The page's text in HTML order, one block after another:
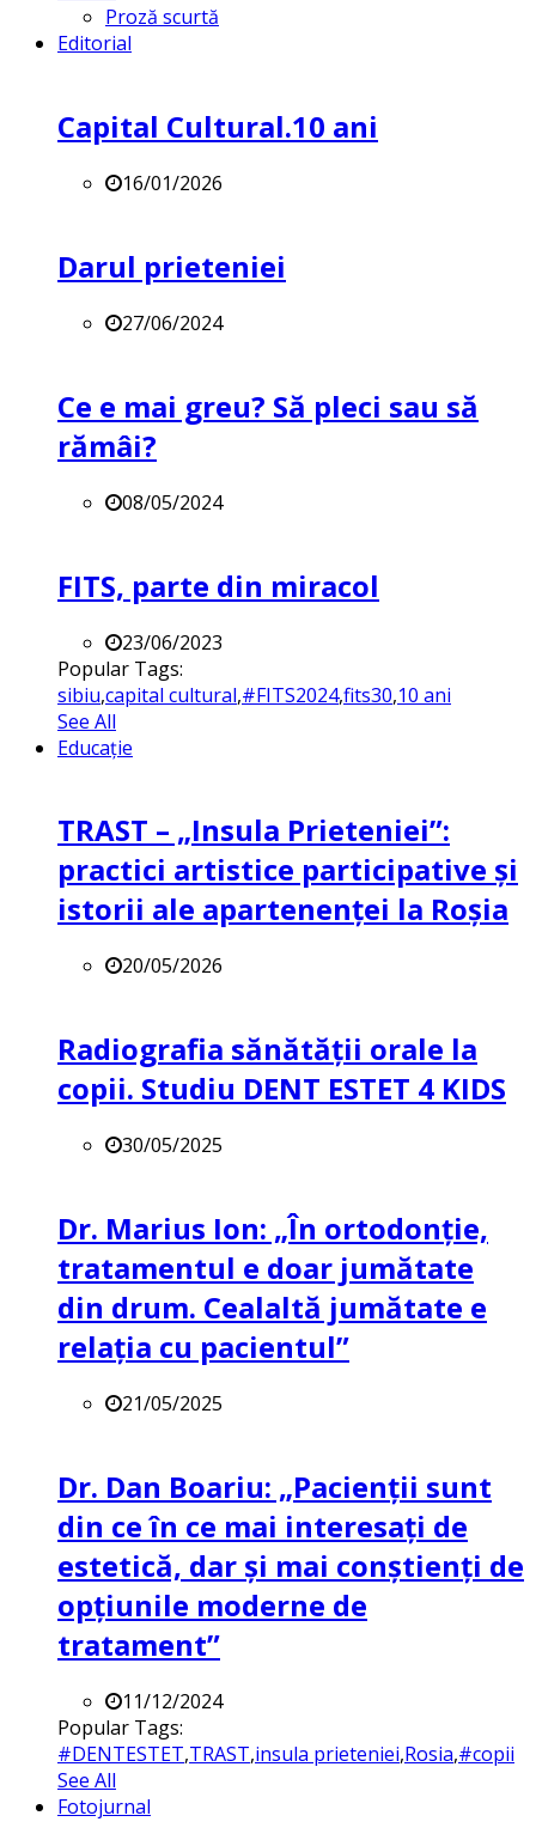
Proză scurtă
Editorial
Capital Cultural.10 ani
16/01/2026
Darul prieteniei
27/06/2024
Ce e mai greu? Să pleci sau să
rămâi?
08/05/2024
FITS, parte din miracol
23/06/2023
Popular Tags:
sibiu,capital cultural,#FITS2024,fits30,10 ani
See All
Educație
TRAST – „Insula Prieteniei”:
practici artistice participative și
istorii ale apartenenței la Roșia
20/05/2026
Radiografia sănătății orale la
copii. Studiu DENT ESTET 4 KIDS
30/05/2025
Dr. Marius Ion: „În ortodonție,
tratamentul e doar jumătate
din drum. Cealaltă jumătate e
relația cu pacientul”
21/05/2025
Dr. Dan Boariu: „Pacienții sunt
din ce în ce mai interesați de
estetică, dar și mai conștienți de
opțiunile moderne de
tratament”
11/12/2024
Popular Tags:
#DENTESTET,TRAST,insula prieteniei,Rosia,#copii
See All
Fotojurnal